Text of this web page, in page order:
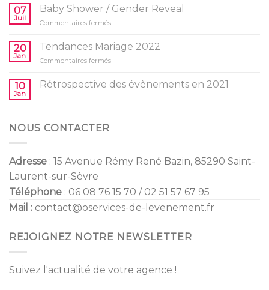
idées
pour
de
07
Juil
Baby Shower / Gender Reveal
Commentaires ferméssur
Shower
Gender
20
Jan
Tendances Mariage 2022
Commentaires ferméssur
Mariage
10
Jan
Rétrospective des évènements en 2021
NOUS CONTACTER
Adresse : 15 Avenue Rémy René Bazin, 85290 Saint-
Laurent-sur-Sèvre
Téléphone : 06 08 76 15 70 / 02 51 57 67 95
Mail : contact@oservices-de-levenement.fr
REJOIGNEZ NOTRE NEWSLETTER
Suivez l'actualité de votre agence !